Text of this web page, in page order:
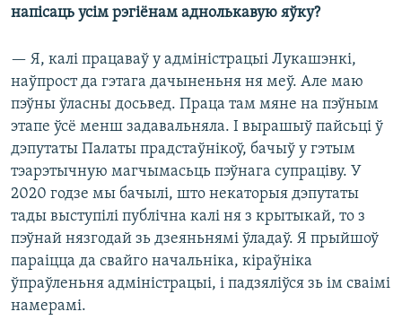
напісаць усім рэгіёнам аднолькавую яўку?
— Я, калі працаваў у адміністрацыі Лукашэнкі,
наўпрост да гэтага дачыненьня ня меў. Але маю
пэўны ўласны досьвед. Праца там мяне на пэўным
этапе ўсё менш задавальняла. І вырашыў пайсьці ў
дэпутаты Палаты прадстаўнікоў, бачыў у гэтым
тэарэтычную магчымасьць пэўнага супраціву. У
2020 годзе мы бачылі, што некаторыя дэпутаты
тады выступілі публічна калі ня з крытыкай, то з
пэўнай нязгодай зь дзеяньнямі ўладаў. Я прыйшоў
параіцца да свайго начальніка, кіраўніка
ўпраўленьня адміністрацыі, і падзяліўся зь ім сваімі
намерамі.